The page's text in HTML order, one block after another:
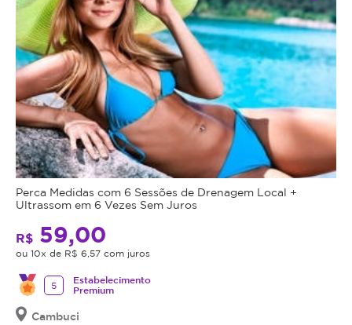
Perca Medidas com 6 Sessões de Drenagem Local +
Ultrassom em 6 Vezes Sem Juros
R$ 59,00
ou 10x de R$ 6,57 com juros
5
Estabelecimento
Premium
Cambuci